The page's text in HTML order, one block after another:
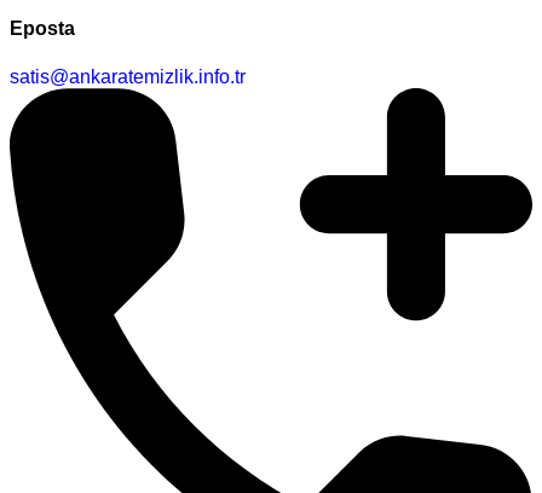
Eposta
satis@ankaratemizlik.info.tr